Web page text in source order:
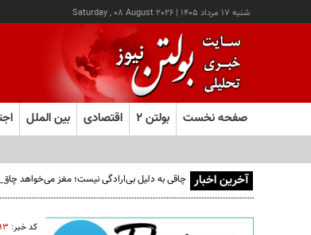
شنبه ۱۷ مرداد ۱۴۰۵ |
Saturday , 08 August 2026
صفحه نخست بولتن ۲ اقتصادی بین الملل
آخرین اخبار چاقی به دلیل بی‌ارادگی نیست؛ مغز می‌خواهد چاق
کد خبر: